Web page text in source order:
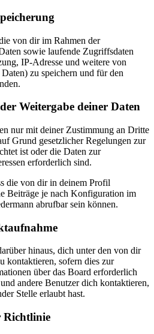
von dir im Rahmen der
sowie laufende Zugriffsdaten
IP-Adresse und weitere von
zu speichern und für den
Weitergabe deiner Daten
nur mit deiner Zustimmung an Dritte
Grund gesetzlicher Regelungen zur
ist oder die Daten zur
erforderlich sind.
die von dir in deinem Profil
Beiträge je nach Konfiguration im
abrufbar sein können.
hinaus, dich unter den von dir
kontaktieren, sofern dies zur
über das Board erforderlich
andere Benutzer dich kontaktieren,
Stelle erlaubt hast.
Richtlinie